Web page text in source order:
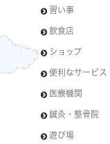
習い事
飲食店
ショップ
便利なサービス
医療機関
鍼灸・整骨院
遊び場